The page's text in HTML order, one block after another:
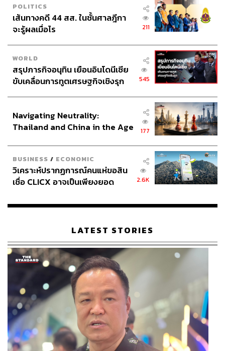
POLITICS
เส้นทางคดี 44 สส. ในชั้นศาลฎีกา
จะรู้ผลเมื่อไร
211
WORLD
สรุปภารกิจอนุทิน เยือนอินโดนีเซีย
ขับเคลื่อนการทูตเศรษฐกิจเชิงรุก
545
Navigating Neutrality:
Thailand and China in the Age
177
BUSINESS / ECONOMIC
วิเคราะห์ปรากฏการณ์คนแห่ขอสิน
เชื่อ CLICX อาจเป็นเพียงยอด
เรือนไทยที่ถูกซุกไว้
2.6K
LATEST STORIES